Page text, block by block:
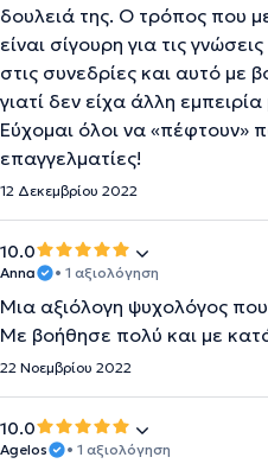
δουλειά της. Ο τρόπος που
είναι σίγουρη για τις
στις συνεδρίες και αυτό
γιατί δεν είχα άλλη
Εύχομαι όλοι να «πέφτουν»
επαγγελματίες!
12 Δεκεμβρίου 2022
10.0
Anna • 1 αξιολόγηση
Μια αξιόλογη ψυχολόγος
Με βοήθησε πολύ και με
22 Νοεμβρίου 2022
10.0
Agelos • 1 αξιολόγηση